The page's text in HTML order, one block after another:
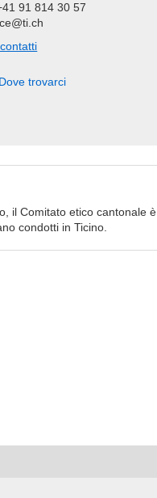
91 814 30 57
Dove trovarci
il Comitato etico cantonale è
condotti in Ticino.